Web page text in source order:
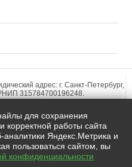
адрес: г. Санкт-Петербург,
315784700196248.
сетях:
для сохранения
корректной работы сайта
Яндекс.Метрика и
пользоваться сайтом, вы
конфиденциальности